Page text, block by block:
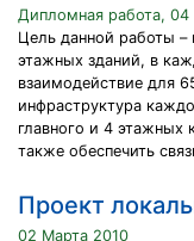
Дипломная работа, 04
Цель данной работы
этажных зданий, в
взаимодействие для
инфраструктура
главного и 4
также обеспечить
Проект
02 Марта 2010